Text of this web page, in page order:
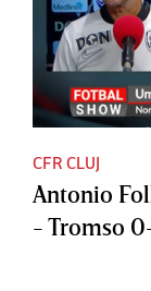
CFR CLUJ
Antonio
- Tromso